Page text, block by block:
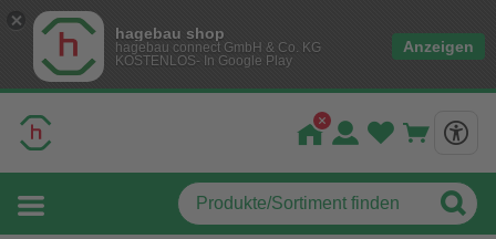
hagebau shop
hagebau connect GmbH & Co. KG
KOSTENLOS- In Google Play
Anzeigen